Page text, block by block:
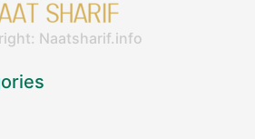
Naatsharif.info